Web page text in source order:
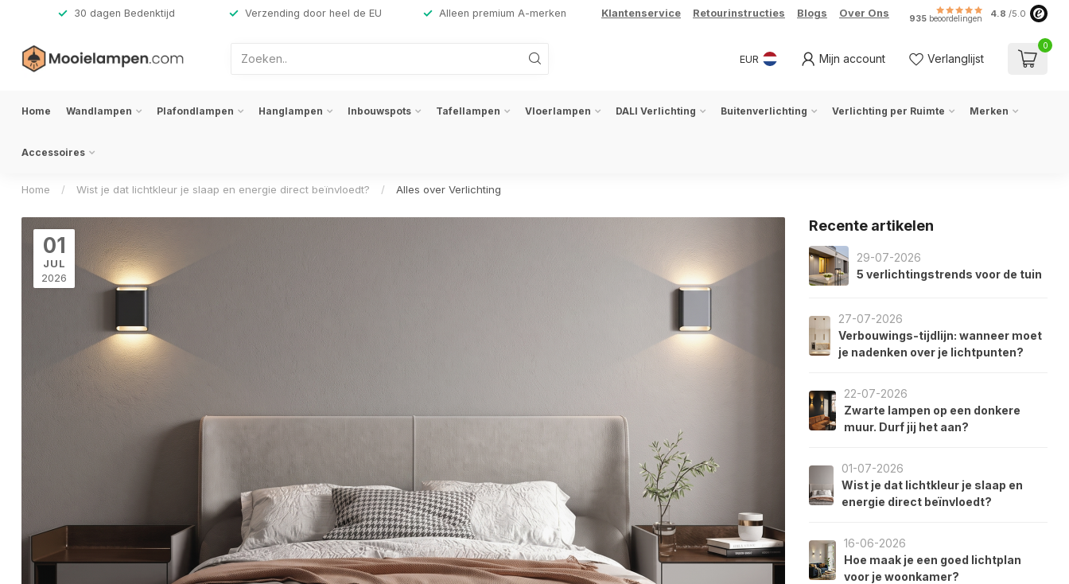
30 dagen Bedenktijd Verzending door heel de EU Alleen premium A-merken Klantenservice Retourinstructies Blogs Over Ons 935 beoordelingen 4.8 /5.0
EUR Mijn account Verlanglijst
0
Home Wandlampen Plafondlampen Hanglampen Inbouwspots Tafellampen Vloerlampen DALI Verlichting Buitenverlichting Verlichting per Ruimte Merken
Accessoires
Home / Wist je dat lichtkleur je slaap en energie direct beïnvloedt? / Alles over Verlichting
01
JUL
2026
Recente artikelen
29-07-2026
5 verlichtingstrends voor de tuin
27-07-2026
Verbouwings-tijdlijn: wanneer moet
je nadenken over je lichtpunten?
22-07-2026
Zwarte lampen op een donkere
muur. Durf jij het aan?
01-07-2026
Wist je dat lichtkleur je slaap en
energie direct beïnvloedt?
16-06-2026
Hoe maak je een goed lichtplan
voor je woonkamer?